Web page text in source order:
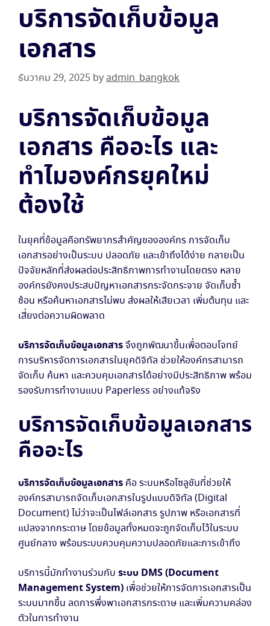
บริการจัดเก็บข้อมูล
เอกสาร
ธันวาคม 29, 2025 byadmin_bangkok
บริการจัดเก็บข้อมูล
เอกสาร คืออะไร และ
ทำไมองค์กรยุคใหม่
ต้องใช้
ในยุคที่ข้อมูลคือทรัพยากรสำคัญขององค์กร การจัดเก็บ
เอกสารอย่างเป็นระบบ ปลอดภัย และเข้าถึงได้ง่าย กลายเป็น
ปัจจัยหลักที่ส่งผลต่อประสิทธิภาพการทำงานโดยตรง หลาย
องค์กรยังคงประสบปัญหาเอกสารกระจัดกระจาย จัดเก็บซ้ำ
ซ้อน หรือค้นหาเอกสารไม่พบ ส่งผลให้เสียเวลา เพิ่มต้นทุน และ
เสี่ยงต่อความผิดพลาด
บริการจัดเก็บข้อมูลเอกสารจึงถูกพัฒนาขึ้นเพื่อตอบโจทย์
การบริหารจัดการเอกสารในยุคดิจิทัล ช่วยให้องค์กรสามารถ
จัดเก็บ ค้นหา และควบคุมเอกสารได้อย่างมีประสิทธิภาพ พร้อม
รองรับการทำงานแบบ Paperless อย่างแท้จริง
บริการจัดเก็บข้อมูลเอกสาร
คืออะไร
บริการจัดเก็บข้อมูลเอกสาร คือ ระบบหรือโซลูชันที่ช่วยให้
องค์กรสามารถจัดเก็บเอกสารในรูปแบบดิจิทัล (Digital
Document) ไม่ว่าจะเป็นไฟล์เอกสาร รูปภาพ หรือเอกสารที่
แปลงจากกระดาษ โดยข้อมูลทั้งหมดจะถูกจัดเก็บไว้ในระบบ
ศูนย์กลาง พร้อมระบบควบคุมความปลอดภัยและการเข้าถึง
บริการนี้มักทำงานร่วมกับ ระบบ DMS (Document
Management System) เพื่อช่วยให้การจัดการเอกสารเป็น
ระบบมากขึ้น ลดการพึ่งพาเอกสารกระดาษ และเพิ่มความคล่อง
ตัวในการทำงาน